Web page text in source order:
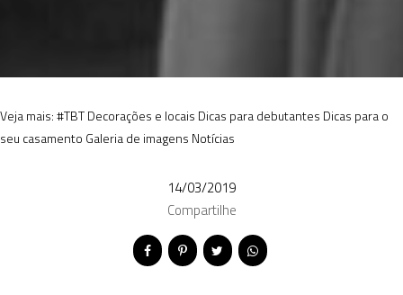
Veja mais:#TBTDecorações e locais Dicas para debutantes Dicas para o
seu casamento Galeria de imagens Notícias
14/03/2019
Compartilhe